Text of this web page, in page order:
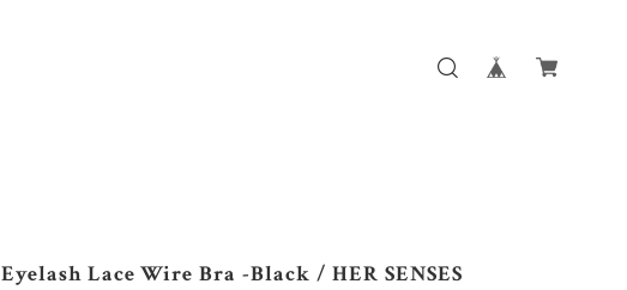
Eyelash Lace Wire Bra -Black / HER SENSES